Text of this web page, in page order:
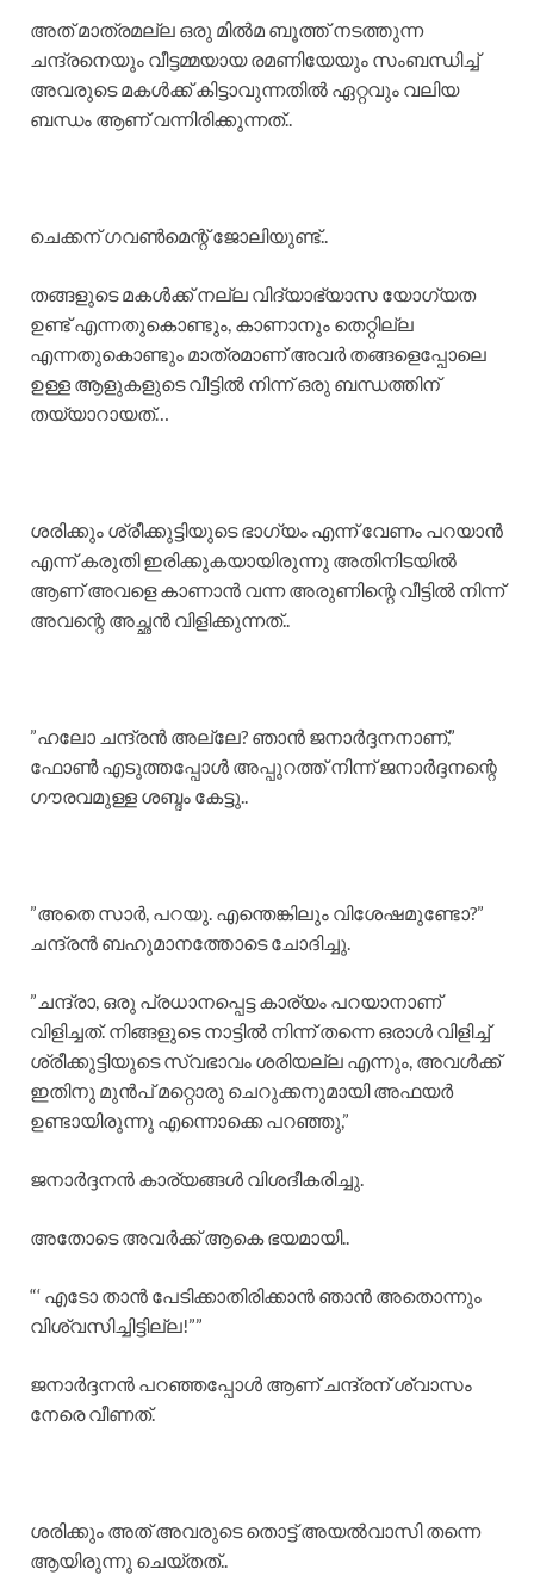
അത് മാത്രമല്ല ഒരു മിൽമ ബൂത്ത് നടത്തുന്ന
ചന്ദ്രനെയും വീട്ടമ്മയായ രമണിയേയും സംബന്ധിച്ച്
അവരുടെ മകൾക്ക് കിട്ടാവുന്നതിൽ ഏറ്റവും വലിയ
ബന്ധം ആണ് വന്നിരിക്കുന്നത്..
ചെക്കന് ഗവൺമെന്റ് ജോലിയുണ്ട്..
തങ്ങളുടെ മകൾക്ക് നല്ല വിദ്യാഭ്യാസ യോഗ്യത
ഉണ്ട് എന്നതുകൊണ്ടും, കാണാനും തെറ്റില്ല
എന്നതുകൊണ്ടും മാത്രമാണ് അവർ തങ്ങളെപ്പോലെ
ഉള്ള ആളുകളുടെ വീട്ടിൽ നിന്ന് ഒരു ബന്ധത്തിന്
തയ്യാറായത്…
​ശരിക്കും ശ്രീക്കുട്ടിയുടെ ഭാഗ്യം എന്ന് വേണം പറയാൻ
എന്ന് കരുതി ഇരിക്കുകയായിരുന്നു അതിനിടയിൽ
ആണ് അവളെ കാണാൻ വന്ന അരുണിന്റെ വീട്ടിൽ നിന്ന്
അവന്റെ അച്ഛൻ വിളിക്കുന്നത്..
​”ഹലോ ചന്ദ്രൻ അല്ലേ? ഞാൻ ജനാർദ്ദനനാണ്,”
ഫോൺ എടുത്തപ്പോൾ അപ്പുറത്ത് നിന്ന് ജനാർദ്ദനന്റെ
ഗൗരവമുള്ള ശബ്ദം കേട്ടു..
​”അതെ സാർ, പറയു. എന്തെങ്കിലും വിശേഷമുണ്ടോ?”
ചന്ദ്രൻ ബഹുമാനത്തോടെ ചോദിച്ചു.
​”ചന്ദ്രാ, ഒരു പ്രധാനപ്പെട്ട കാര്യം പറയാനാണ്
വിളിച്ചത്. നിങ്ങളുടെ നാട്ടിൽ നിന്ന് തന്നെ ഒരാൾ വിളിച്ച്
ശ്രീക്കുട്ടിയുടെ സ്വഭാവം ശരിയല്ല എന്നും, അവൾക്ക്
ഇതിനു മുൻപ് മറ്റൊരു ചെറുക്കനുമായി അഫയർ
ഉണ്ടായിരുന്നു എന്നൊക്കെ പറഞ്ഞു,”
ജനാർദ്ദനൻ കാര്യങ്ങൾ വിശദീകരിച്ചു.
​അതോടെ അവർക്ക് ആകെ ഭയമായി..
“‘ എടോ താൻ പേടിക്കാതിരിക്കാൻ ഞാൻ അതൊന്നും
വിശ്വസിച്ചിട്ടില്ല!””
ജനാർദ്ദനൻ പറഞ്ഞപ്പോൾ ആണ് ചന്ദ്രന് ശ്വാസം
നേരെ വീണത്.
ശരിക്കും അത് അവരുടെ തൊട്ട് അയൽവാസി തന്നെ
ആയിരുന്നു ചെയ്തത്..